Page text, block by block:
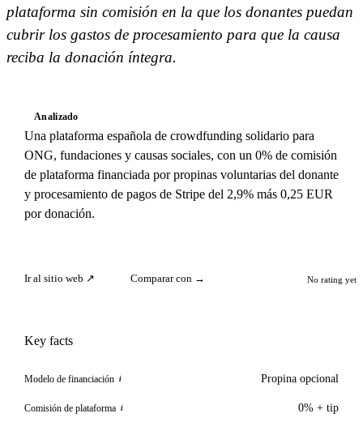
plataforma sin comisión en la que los donantes puedan
cubrir los gastos de procesamiento para que la causa
reciba la donación íntegra.
Analizado
Una plataforma española de crowdfunding solidario para
ONG, fundaciones y causas sociales, con un 0% de comisión
de plataforma financiada por propinas voluntarias del donante
y procesamiento de pagos de Stripe del 2,9% más 0,25 EUR
por donación.
Ir al sitio web ↗ Comparar con → No rating yet
Key facts
Modelo de financiación i Propina opcional
Comisión de plataforma i 0% + tip